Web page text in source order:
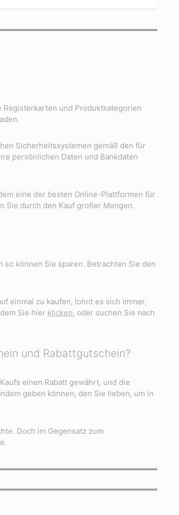
und Produktkategorien
Sicherheitssystemen gemäß den für
persönlichen Daten und Bankdaten
eine der besten Online-Plattformen für
Sie durch den Kauf großer Mengen.
können Sie sparen. Betrachten Sie den
einmal zu kaufen, lohnt es sich immer,
Sie hier klicken, oder suchen Sie nach
und Rabattgutschein?
einen Rabatt gewährt, und die
geben können, den Sie lieben, um in
Doch im Gegensatz zum